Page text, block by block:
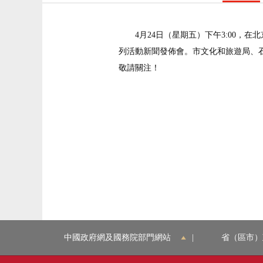
4月24日（星期五）下午3:00，在
列活動新聞發佈會。市文化和旅遊局、
敬請關注！
中國政府網及國務院部門網站 省（區市